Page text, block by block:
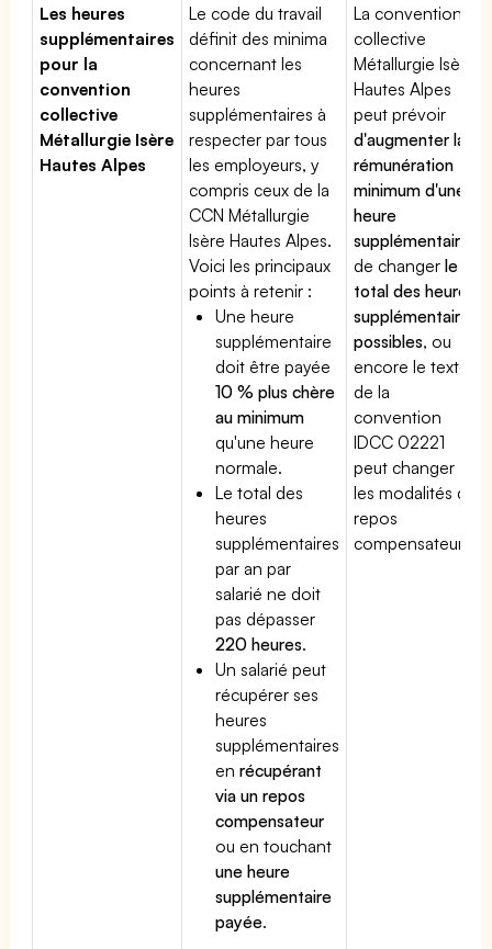
Les heures
supplémentaires
pour la
convention
collective
Métallurgie Isère
Hautes Alpes
Le code du travail
définit des minima
concernant les
heures
supplémentaires à
respecter par tous
les employeurs, y
compris ceux de la
CCN Métallurgie
Isère Hautes Alpes.
Voici les principaux
points à retenir :
Une heure
supplémentaire
doit être payée
10 % plus chère
au minimum
qu'une heure
normale.
Le total des
heures
supplémentaires
par an par
salarié ne doit
pas dépasser
220 heures.
Un salarié peut
récupérer ses
heures
supplémentaires
enrécupérant
via un repos
compensateur
ou en touchant
une heure
supplémentaire
payée.
La convention
collective
Métallurgie Isère
Hautes Alpes
peut prévoir
d'augmenter la
rémunération
minimum d'une
heure
supplémentaire
de changerle
total des heures
supplémentaires
possibles, ou
encore le texte
de la
convention
IDCC 02221
peut changer
les modalités du
repos
compensateur.